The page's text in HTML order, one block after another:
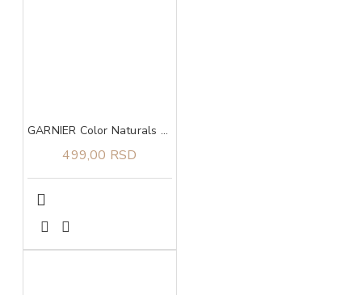
GARNIER Color Naturals 4.3 boja za kosu
499,00 RSD